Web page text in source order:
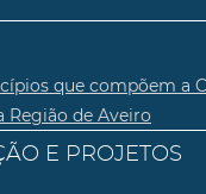
que compõem a
de Aveiro
E PROJETOS